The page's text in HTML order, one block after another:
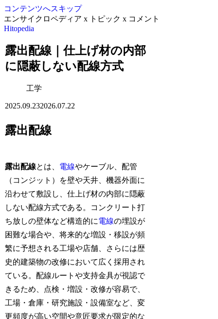
コンテンツへスキップ
エンサイクロペディア x トピック x コメント
Hitopedia
露出配線｜仕上げ材の内部
に隠蔽しない配線方式
工学
2025.09.232026.07.22
露出配線
露出配線とは、 電線やケーブル、配管
（コンジット）を壁や天井、機器外面に
沿わせて敷設し、仕上げ材の内部に隠蔽
しない配線方式である。コンクリート打
ち放しの壁体など構造的に電線の埋設が
困難な場合や、将来的な増設・移設が頻
繁に予想される工場や店舗、さらには歴
史的建築物の改修において広く採用され
ている。配線ルートや支持金具が視認で
きるため、点検・増設・改修が容易で、
工場・倉庫・研究施設・設備室など、変
更頻度が高い空間や意匠要求が限定的な